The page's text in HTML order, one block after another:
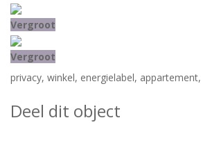
Vergroot
Vergroot
privacy, winkel, energielabel, appartement,
Deel dit object